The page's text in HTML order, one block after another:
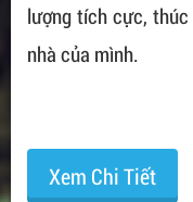
lượng tích cực,
nhà của mình.
Xem Chi Tiết